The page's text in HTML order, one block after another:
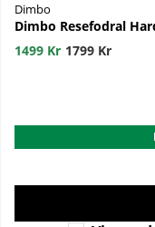
Dimbo
Dimbo Resefodral
1499 Kr 1799 Kr